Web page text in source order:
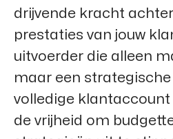
drijvende kracht
prestaties van jouw
uitvoerder die alleen
maar een
volledige klantaccount
de vrijheid om